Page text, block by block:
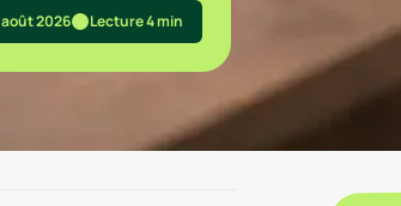
août 2026 Lecture 4 min